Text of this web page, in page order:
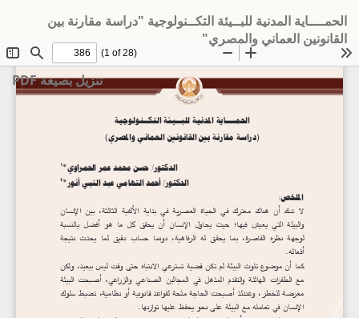
إلى
تفاصيل
المؤلَّف
الحمــــاية المدنية للبــيئة التكــنولوجية "دراسة مقارنة بين
القانونين العماني والمصري"
تنزيل
تنزيل بصيغة PDF